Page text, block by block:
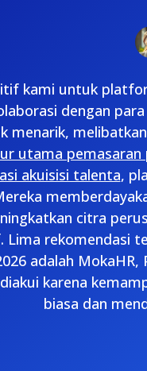
kami untuk
dengan
menarik,
utama pemasaran
akuisisi talenta,
citra
Lima rekomendasi
adalah
karena
biasa dan